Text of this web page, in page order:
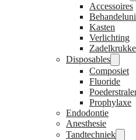
Accessoires
Kasten
Verlichting
Disposables
Composiet
Fluoride
Prophylaxe
Endodontie
Anesthesie
Tandtechniek